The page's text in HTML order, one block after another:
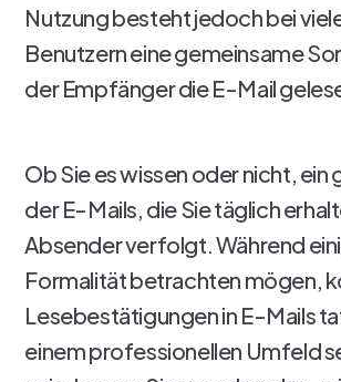
Nutzung besteht jedoch bei
Benutzern eine gemeinsame
der Empfänger die E-Mail
Ob Sie es wissen oder nicht, ein
der E-Mails, die Sie täglich
Absender verfolgt. Während
Formalität betrachten mögen,
Lesebestätigungen in E-Mails
einem professionellen Umfeld